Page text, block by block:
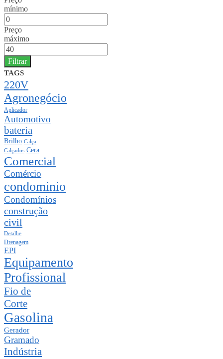
mínimo
Preço
máximo
Filtrar
TAGS
220V
Agronegócio
Aplicador
Automotivo
bateria
Brilho Calça
Calçados Cera
Comercial
Comércio
condominio
Condomínios
construção
civil
Detalhe
Drenagem
EPI
Equipamento
Profissional
Fio de
Corte
Gasolina
Gerador
Gramado
Indústria